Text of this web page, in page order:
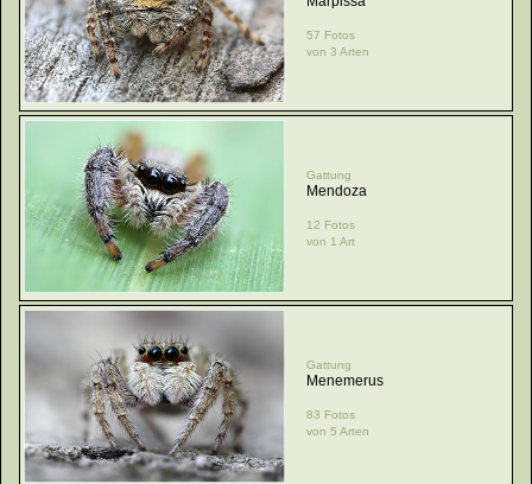
57 Fotos
von 3 Arten
Gattung
Mendoza
12 Fotos
von 1 Art
Gattung
Menemerus
83 Fotos
von 5 Arten